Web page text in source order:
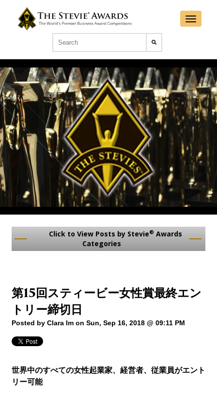
Click to View Posts by Stevie® Awards
Categories
第15回スティービー女性賞最終エン
トリー締切日
Posted by Clara Im on Sun, Sep 16, 2018 @ 09:11 PM
世界中のすべての女性起業家、経営者、従業員がエント
リー可能